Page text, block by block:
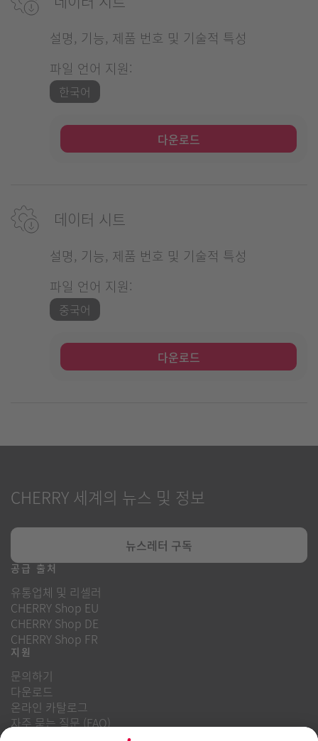
설명, 기능, 제품 번호 및 기술적 특성
파일 언어 지원:
한국어
다운로드
데이터 시트
설명, 기능, 제품 번호 및 기술적 특성
파일 언어 지원:
중국어
다운로드
CHERRY 세계의 뉴스 및 정보
뉴스레터 구독
공급 출처
유통업체 및 리셀러
CHERRY Shop EU
CHERRY Shop DE
CHERRY Shop FR
지원
문의하기
다운로드
온라인 카탈로그
자주 묻는 질문 (FAQ)